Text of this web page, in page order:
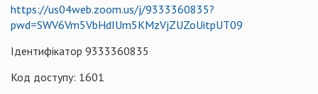
https://us04web.zoom.us/j/9333360835?
pwd=SWV6Vm5VbHdIUm5KMzVjZUZoUitpUT09
Ідентифікатор 9333360835
Код доступу: 1601